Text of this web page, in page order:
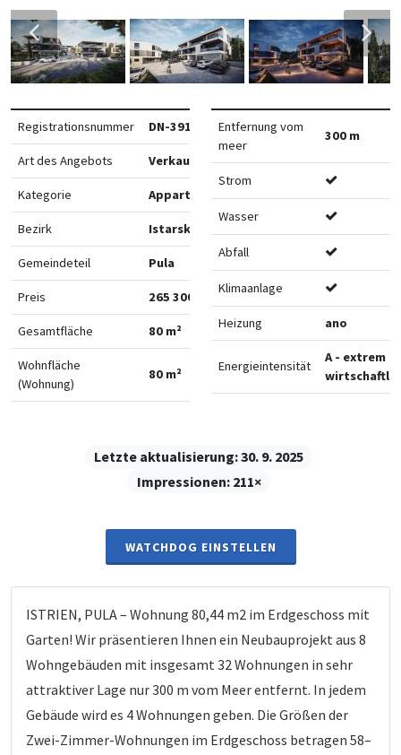
Registrationsnummer DN-39125
Art des Angebots Verkauf
Kategorie Appartements
Bezirk Istarska
Gemeindeteil Pula
Preis 265 300 €
Gesamtfläche 80 m²
Wohnfläche
(Wohnung)
80 m²
Entfernung vom
meer
300 m
Strom
Wasser
Abfall
Klimaanlage
Heizung ano
Energieintensität
A - extrem
Letzte aktualisierung:30. 9. 2025
Impressionen: 211×
WATCHDOG EINSTELLEN
ISTRIEN, PULA – Wohnung 80,44 m2 im Erdgeschoss mit
Garten! Wir präsentieren Ihnen ein Neubauprojekt aus 8
Wohngebäuden mit insgesamt 32 Wohnungen in sehr
attraktiver Lage nur 300 m vom Meer entfernt. In jedem
Gebäude wird es 4 Wohnungen geben. Die Größen der
Zwei-Zimmer-Wohnungen im Erdgeschoss betragen 58–